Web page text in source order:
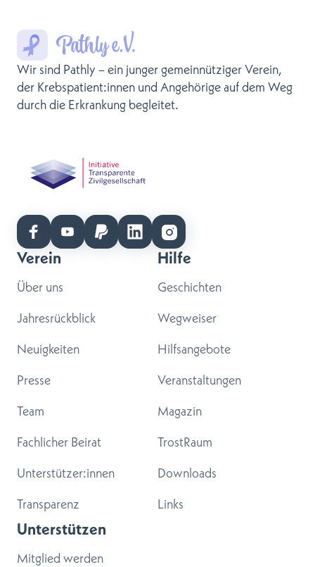
Wir sind Pathly – ein junger gemeinnütziger Verein,
der Krebspatient:innen und Angehörige auf dem Weg
durch die Erkrankung begleitet.
Verein
Über uns
Jahresrückblick
Neuigkeiten
Presse
Team
Fachlicher Beirat
Unterstützer:innen
Transparenz
Hilfe
Geschichten
Wegweiser
Hilfsangebote
Veranstaltungen
Magazin
TrostRaum
Downloads
Links
Unterstützen
Mitglied werden